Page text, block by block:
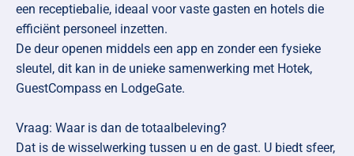
een receptiebalie, ideaal voor vaste gasten en hotels die
efficiënt personeel inzetten.
De deur openen middels een app en zonder een fysieke
sleutel, dit kan in de unieke samenwerking met Hotek,
GuestCompass en LodgeGate.
Vraag: Waar is dan de totaalbeleving?
Dat is de wisselwerking tussen u en de gast. U biedt sfeer,